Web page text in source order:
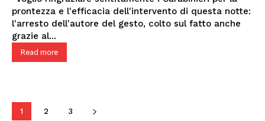
prontezza e l'efficacia dell'intervento di questa notte:
l'arresto dell'autore del gesto, colto sul fatto anche
grazie al...
Read more
1 2 3